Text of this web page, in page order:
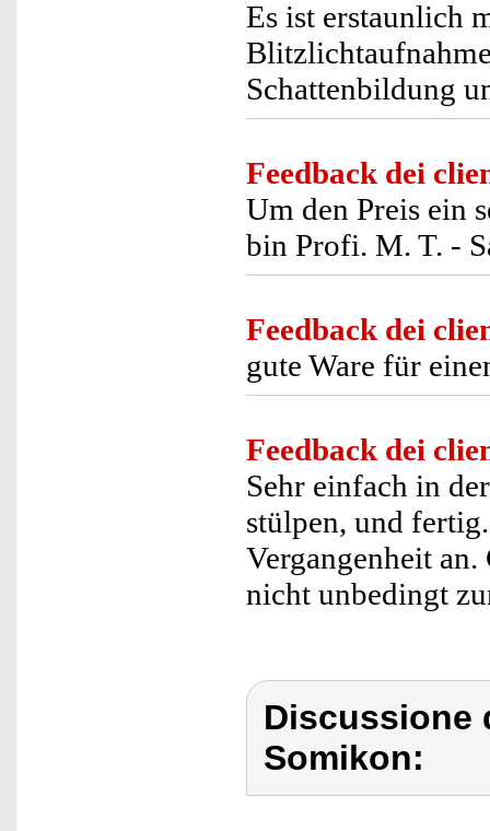
Es ist erstaunlich
Schattenbildung
Feedback dei
Um den Preis ein
bin Profi. M. T. -
Feedback dei
gute Ware für
Feedback dei
Sehr einfach in
stülpen, und
Vergangenheit
nicht unbedingt
Discussione
Somikon: